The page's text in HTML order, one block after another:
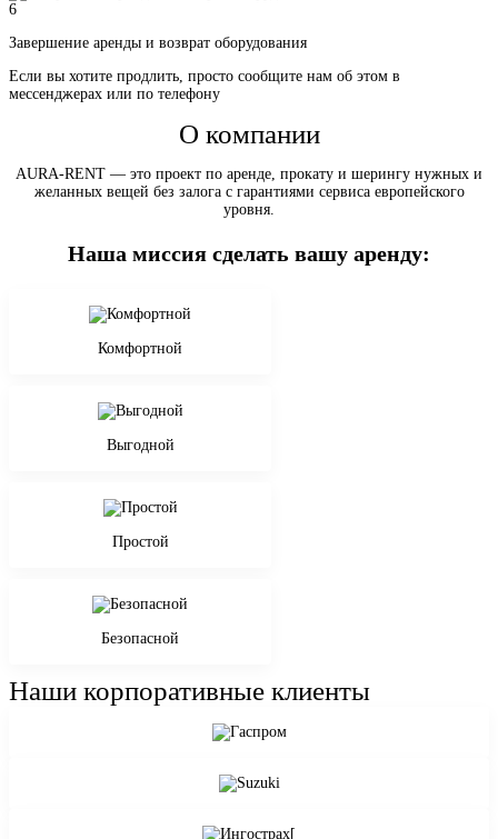
6
Завершение аренды и возврат оборудования
Если вы хотите продлить, просто сообщите нам об этом в
мессенджерах или по телефону
О компании
AURA-RENT — это проект по аренде, прокату и шерингу нужных и
желанных вещей без залога с гарантиями сервиса европейского
уровня.
Наша миссия сделать вашу аренду:
Комфортной
Выгодной
Простой
Безопасной
Наши корпоративные клиенты